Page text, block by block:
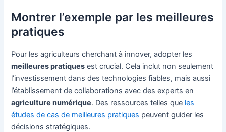
Montrer l’exemple par les meilleures
pratiques
Pour les agriculteurs cherchant à innover, adopter les
meilleures pratiques est crucial. Cela inclut non seulement
l’investissement dans des technologies fiables, mais aussi
l’établissement de collaborations avec des experts en
agriculture numérique. Des ressources telles que les
études de cas de meilleures pratiques peuvent guider les
décisions stratégiques.